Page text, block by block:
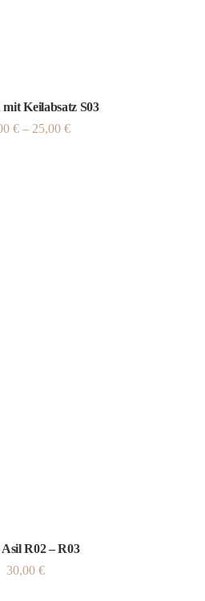
mit Keilabsatz S03
€ – 25,00 €
R02 – R03
30,00 €